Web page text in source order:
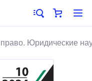
право. Юридические